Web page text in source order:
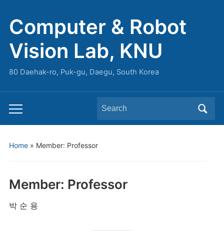
Computer & Robot
Vision Lab, KNU
80 Daehak-ro, Puk-gu, Daegu, South Korea
Toggle
mobile
Search
for:
Home» Member: Professor
Member: Professor
박 순 용